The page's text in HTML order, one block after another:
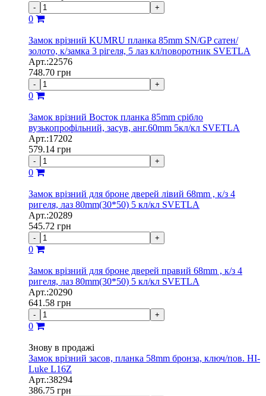
- +
0
Замок врізний KUMRU планка 85mm SN/GP сатен/
золото, к/замка 3 рігеля, 5 лаз кл/поворотник SVETLA
Арт.:22576
748.70 грн
- +
0
Замок врізний Восток планка 85mm срібло
вузькопрофільний, засув, анг.60mm 5кл/кл SVETLА
Арт.:17202
579.14 грн
- +
0
Замок врізний для броне дверей лiвий 68mm , к/з 4
ригеля, лаз 80mm(30*50) 5 кл/кл SVETLA
Арт.:20289
545.72 грн
- +
0
Замок врізний для броне дверей правий 68mm , к/з 4
ригеля, лаз 80mm(30*50) 5 кл/кл SVETLA
Арт.:20290
641.58 грн
- +
0
Знову в продажі
Замок врізний засов, планка 58mm бронза, ключ/пов. HI-
Luke L16Z
Арт.:38294
386.75 грн